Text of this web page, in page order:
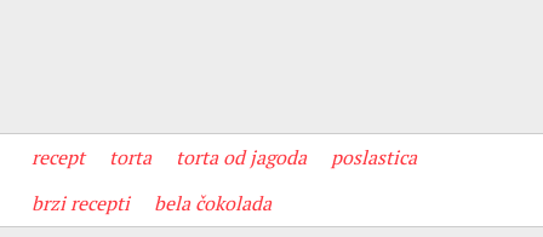
recept torta torta od jagoda
poslastica
brzi recepti
bela čokolada